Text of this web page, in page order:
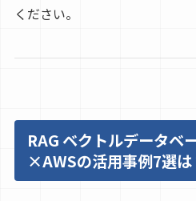
ください。
RAG ベクトルデータベ
×AWSの活用事例7選は